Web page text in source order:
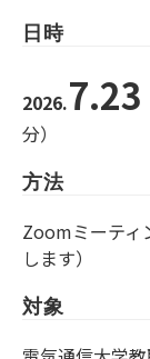
日時
2026.7.23
分）
方法
Zoomミーティ
します）
対象